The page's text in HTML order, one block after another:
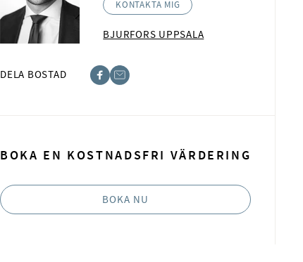
KONTAKTA MIG
BJURFORS UPPSALA
DELA BOSTAD
BOKA EN KOSTNADSFRI VÄRDERING
BOKA NU